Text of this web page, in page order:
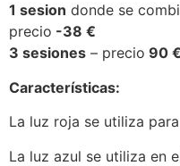
1 sesion donde se
precio -38 €
3 sesiones – precio 90
Características:
La luz roja se utiliza
La luz azul se utiliza en